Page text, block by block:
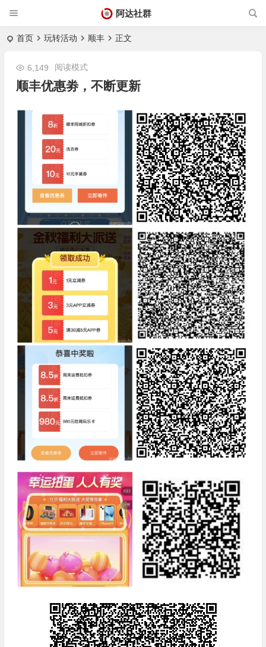
阿达社群
首页 玩转活动 顺丰 正文
顺丰优惠劵，不断更新
6,149 阅读模式